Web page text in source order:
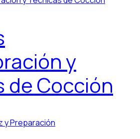
y
de Cocción